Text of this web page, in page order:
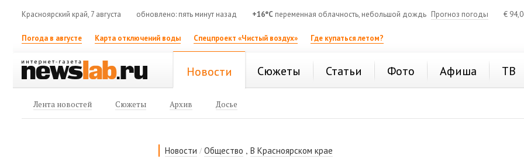
Красноярский край, 7 августа обновлено: пять минут назад +16°C переменная облачность, небольшой дождь Прогноз погоды €
Погода в августе Карта отключений воды Спецпроект «Чистый воздух» Где купаться летом?
Новости Сюжеты Статьи Фото Афиша ТВ
Лента новостей Сюжеты Архив Досье
Новости /Общество ,В Красноярском крае